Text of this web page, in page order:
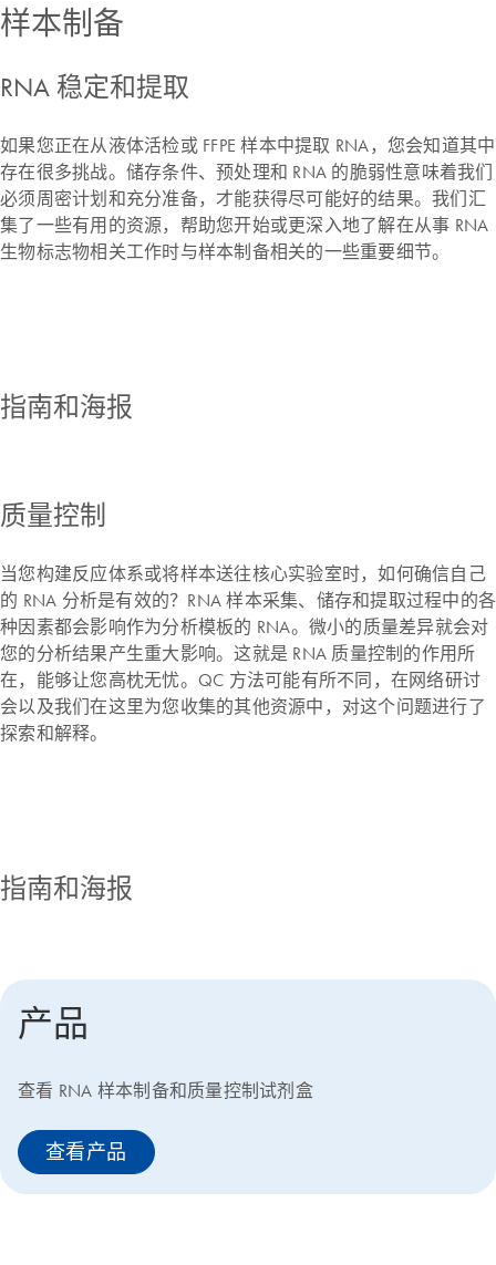
样本制备
RNA 稳定和提取
如果您正在从液体活检或 FFPE 样本中提取 RNA，您会知道其中
存在很多挑战。储存条件、预处理和 RNA 的脆弱性意味着我们
必须周密计划和充分准备，才能获得尽可能好的结果。我们汇
集了一些有用的资源，帮助您开始或更深入地了解在从事 RNA
生物标志物相关工作时与样本制备相关的一些重要细节。
指南和海报
质量控制
当您构建反应体系或将样本送往核心实验室时，如何确信自己
的 RNA 分析是有效的？RNA 样本采集、储存和提取过程中的各
种因素都会影响作为分析模板的 RNA。微小的质量差异就会对
您的分析结果产生重大影响。这就是 RNA 质量控制的作用所
在，能够让您高枕无忧。QC 方法可能有所不同，在网络研讨
会以及我们在这里为您收集的其他资源中，对这个问题进行了
探索和解释。
指南和海报
产品
查看 RNA 样本制备和质量控制试剂盒
查看产品